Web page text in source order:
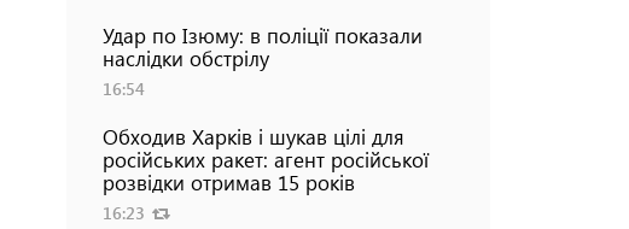
Удар по Ізюму: в поліції показали
наслідки обстрілу
16:54
Обходив Харків і шукав цілі для
російських ракет: агент російської
розвідки отримав 15 років
16:23